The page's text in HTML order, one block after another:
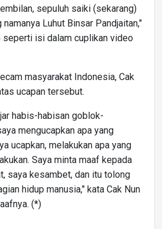
sepuluh saiki (sekarang)
namanya Luhut Binsar Pandjaitan,"
seperti isi dalam cuplikan video
masyarakat Indonesia, Cak
ucapan tersebut.
habis-habisan goblok-
mengucapkan apa yang
ucapkan, melakukan apa yang
Saya minta maaf kepada
saya kesambet, dan itu tolong
hidup manusia," kata Cak Nun
(*)